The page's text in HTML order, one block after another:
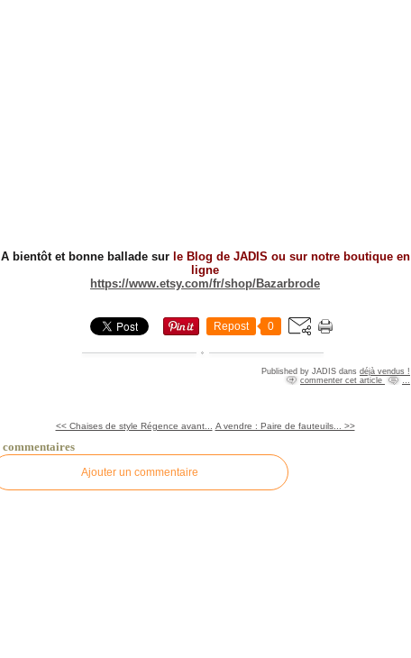
A bientôt et bonne ballade sur le Blog de JADIS ou sur notre boutique en
ligne
https://www.etsy.com/fr/shop/Bazarbrode
Repost 0
Published by JADIS dans déjà vendus !
commenter cet article
<< Chaises de style Régence avant... A vendre : Paire de fauteuils... >>
commentaires
Ajouter un commentaire